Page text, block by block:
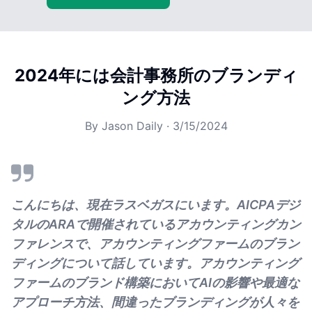
2024年には会計事務所のブランディ
ング方法
By Jason Daily · 3/15/2024
こんにちは、現在ラスベガスにいます。AICPAデジ
タルのARAで開催されているアカウンティングカン
ファレンスで、アカウンティングファームのブラン
ディングについて話しています。アカウンティング
ファームのブランド構築においてAIの影響や最適な
アプローチ方法、間違ったブランディングが人々を